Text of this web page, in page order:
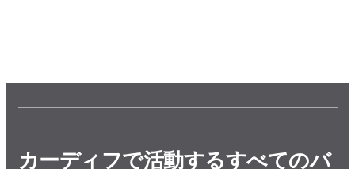
カーディフで活動するすべてのバ